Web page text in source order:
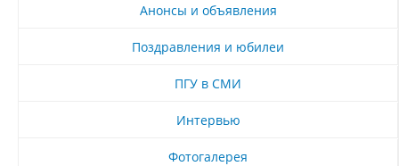
Анонсы и объявления
Поздравления и юбилеи
ПГУ в СМИ
Интервью
Фотогалерея